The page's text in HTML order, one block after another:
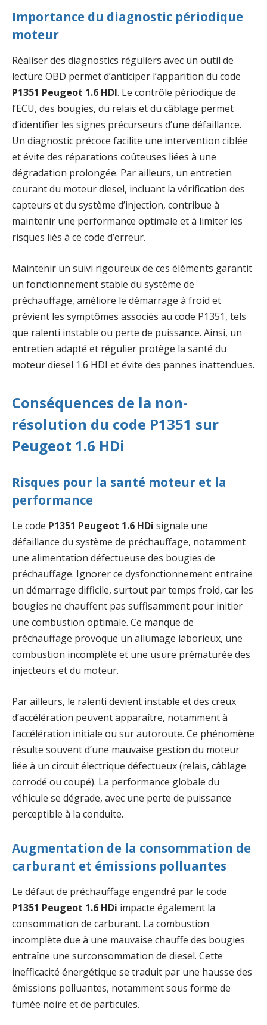
Importance du diagnostic périodique
moteur
Réaliser des diagnostics réguliers avec un outil de
lecture OBD permet d’anticiper l’apparition du code
P1351 Peugeot 1.6 HDI. Le contrôle périodique de
l’ECU, des bougies, du relais et du câblage permet
d’identifier les signes précurseurs d’une défaillance.
Un diagnostic précoce facilite une intervention ciblée
et évite des réparations coûteuses liées à une
dégradation prolongée. Par ailleurs, un entretien
courant du moteur diesel, incluant la vérification des
capteurs et du système d’injection, contribue à
maintenir une performance optimale et à limiter les
risques liés à ce code d’erreur.
Maintenir un suivi rigoureux de ces éléments garantit
un fonctionnement stable du système de
préchauffage, améliore le démarrage à froid et
prévient les symptômes associés au code P1351, tels
que ralenti instable ou perte de puissance. Ainsi, un
entretien adapté et régulier protège la santé du
moteur diesel 1.6 HDI et évite des pannes inattendues.
Conséquences de la non-
résolution du code P1351 sur
Peugeot 1.6 HDi
Risques pour la santé moteur et la
performance
Le code P1351 Peugeot 1.6 HDi signale une
défaillance du système de préchauffage, notamment
une alimentation défectueuse des bougies de
préchauffage. Ignorer ce dysfonctionnement entraîne
un démarrage difficile, surtout par temps froid, car les
bougies ne chauffent pas suffisamment pour initier
une combustion optimale. Ce manque de
préchauffage provoque un allumage laborieux, une
combustion incomplète et une usure prématurée des
injecteurs et du moteur.
Par ailleurs, le ralenti devient instable et des creux
d’accélération peuvent apparaître, notamment à
l’accélération initiale ou sur autoroute. Ce phénomène
résulte souvent d’une mauvaise gestion du moteur
liée à un circuit électrique défectueux (relais, câblage
corrodé ou coupé). La performance globale du
véhicule se dégrade, avec une perte de puissance
perceptible à la conduite.
Augmentation de la consommation de
carburant et émissions polluantes
Le défaut de préchauffage engendré par le code
P1351 Peugeot 1.6 HDi impacte également la
consommation de carburant. La combustion
incomplète due à une mauvaise chauffe des bougies
entraîne une surconsommation de diesel. Cette
inefficacité énergétique se traduit par une hausse des
émissions polluantes, notamment sous forme de
fumée noire et de particules.